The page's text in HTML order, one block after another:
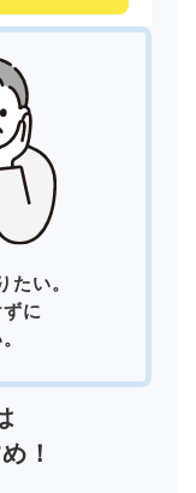
たい。
に
！